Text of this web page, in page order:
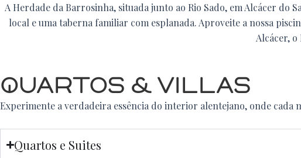
A Herdade da Barrosinha, situada junto ao Rio Sado, em Alcácer do
local e uma taberna familiar com esplanada. Aproveite a nossa
Alcácer,
QUARTOS & VILLAS
Experimente a verdadeira essência do interior alentejano, onde cada
Quartos e Suites